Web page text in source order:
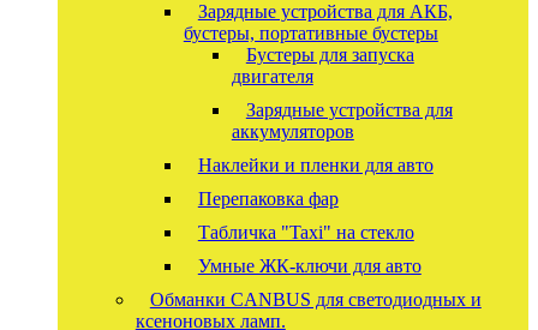
Зарядные устройства для АКБ,
бустеры, портативные бустеры
Бустеры для запуска
двигателя
Зарядные устройства для
аккумуляторов
Наклейки и пленки для авто
Перепаковка фар
Табличка "Taxi" на стекло
Умные ЖК-ключи для авто
Обманки CANBUS для светодиодных и
ксеноновых ламп.